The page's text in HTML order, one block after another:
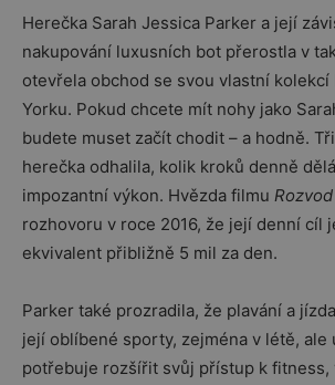
Herečka Sarah Jessica Parker a její
nakupování luxusních bot přerostla v
otevřela obchod se svou vlastní kolekcí
Yorku. Pokud chcete mít nohy jako
budete muset začít chodit – a hodně.
herečka odhalila, kolik kroků denně
impozantní výkon. Hvězda filmu Rozvod
rozhovoru v roce 2016, že její denní cíl
ekvivalent přibližně 5 mil za den.
Parker také prozradila, že plavání a
její oblíbené sporty, zejména v létě, ale
potřebuje rozšířit svůj přístup k fitness,